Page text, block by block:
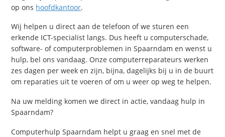
op ons hoofdkantoor.
Wij helpen u direct aan de telefoon of we sturen een
erkende ICT-specialist langs. Dus heeft u computerschade,
software- of computerproblemen in Spaarndam en wenst u
hulp, bel ons vandaag. Onze computerreparateurs werken
zes dagen per week en zijn, bijna, dagelijks bij u in de buurt
om reparaties uit te voeren of om u weer op weg te helpen.
Na uw melding komen we direct in actie, vandaag hulp in
Spaarndam?
Computerhulp Spaarndam helpt u graag en snel met de